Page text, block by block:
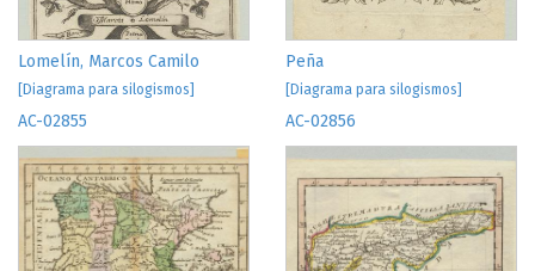
Lomelín, Marcos Camilo
[Diagrama para silogismos]
Peña
[Diagrama para silogismos]
AC-02855 AC-02856